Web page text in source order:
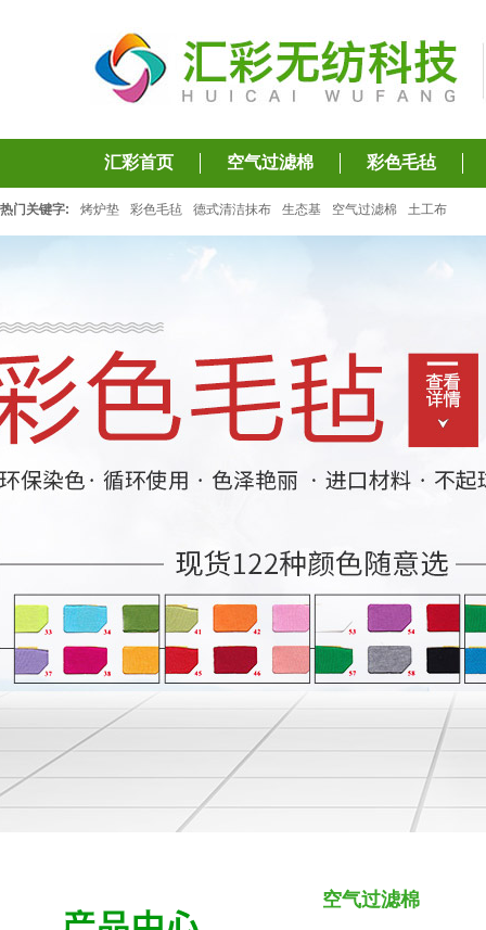
汇彩首页 空气过滤棉 彩色毛毡
热门关键字: 烤炉垫 彩色毛毡 德式清洁抹布 生态基 空气过滤棉 土工布
空气过滤棉